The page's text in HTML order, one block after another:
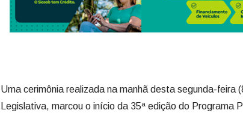
Uma cerimônia realizada na manhã desta segunda-feira
Legislativa, marcou o início da 35ª edição do Programa